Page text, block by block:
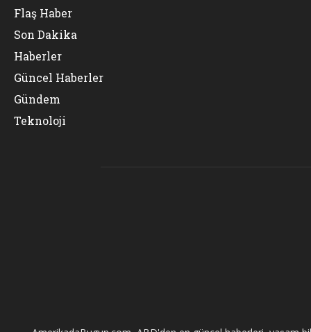
Flaş Haber
Son Dakika
Haberler
Güncel Haberler
Gündem
Teknoloji